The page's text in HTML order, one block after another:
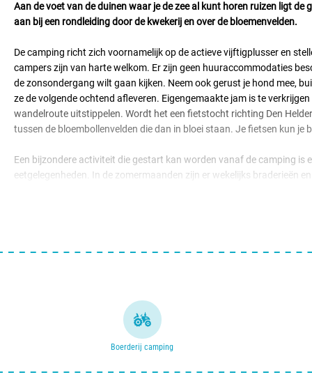
Aan de voet van de duinen waar je de zee al kunt horen ruizen ligt
aan bij een rondleiding door de kwekerij en over de bloemenvelden.
De camping richt zich voornamelijk op de actieve vijftigplusser en
campers zijn van harte welkom. Er zijn geen huuraccommodaties
de zonsondergang wilt gaan kijken. Neem ook gerust je hond mee,
ze de volgende ochtend afleveren. Eigengemaakte jam is te
wandelroute uitstippelen. Wordt het een fietstocht richting Den
tussen de bloembollenvelden die dan in bloei staan. Je fietsen kun
Een bijzondere activiteit die gestart kan worden vanaf de camping
eetgelegenheden. In de zomermaanden zijn er wekelijks braderieën
Boerderij camping